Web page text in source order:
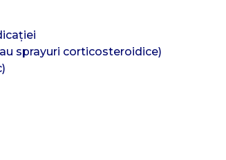
sprayuri corticosteroidice)